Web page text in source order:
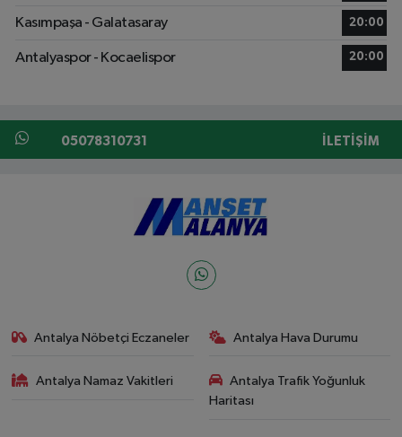
Kasımpaşa - Galatasaray 20:00
Antalyaspor - Kocaelispor 20:00
05078310731 İLETIŞIM
Antalya Nöbetçi Eczaneler Antalya Hava Durumu
Antalya Namaz Vakitleri
Antalya Trafik Yoğunluk
Haritası